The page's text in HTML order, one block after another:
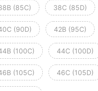
(85C) 38C (85D)
(90D) 42B (95C)
(100C) 44C (100D)
(105C) 46C (105D)